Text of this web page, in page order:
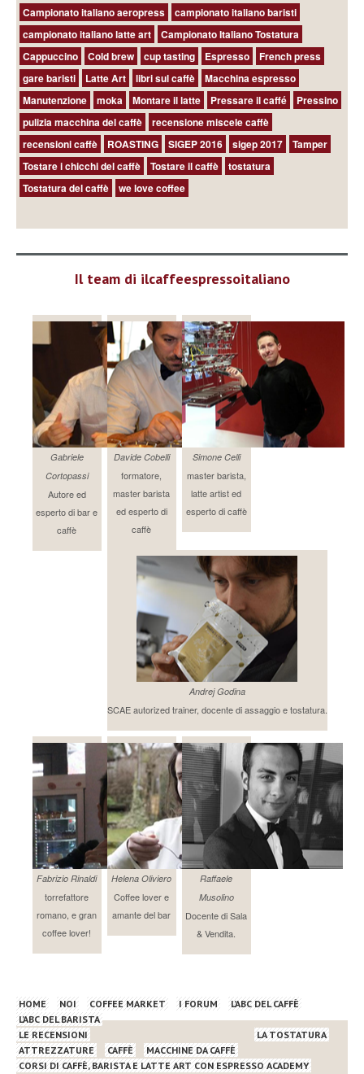
Campionato italiano aeropress
campionato italiano baristi
campionato italiano latte art
Campionato Italiano Tostatura
Cappuccino
Cold brew cup tasting Espresso
French press
gare baristi
Latte Art libri sul caffè
Macchina espresso
Manutenzione
moka Montare il latte Pressare il caffé
Pressino
pulizia macchina del caffè
recensione miscele caffè
recensioni caffè
ROASTING SIGEP 2016 sigep 2017
Tamper
Tostare i chicchi del caffè
Tostare il caffè
tostatura
Tostatura del caffè
we love coffee
Il team di ilcaffeespressoitaliano
Gabriele
Cortopassi
Autore ed
esperto di bar e
caffè
Davide Cobelli
formatore,
master barista
ed esperto di
caffè
Simone Celli
master barista,
latte artist ed
esperto di caffè
Andrej Godina
SCAE autorized trainer, docente di assaggio e tostatura.
Fabrizio Rinaldi
torrefattore
romano, e gran
coffee lover!
Helena Oliviero
Coffee lover e
amante del bar
Raffaele
Musolino
Docente di Sala
& Vendita.
HOME NOI COFFEE MARKET I FORUM
L’ABC DEL CAFFÈ
L’ABC DEL BARISTA
LE RECENSIONI
ATTREZZATURE
CAFFÈ MACCHINE DA CAFFÈ
LA TOSTATURA
CORSI DI CAFFÈ, BARISTA E LATTE ART CON ESPRESSO ACADEMY